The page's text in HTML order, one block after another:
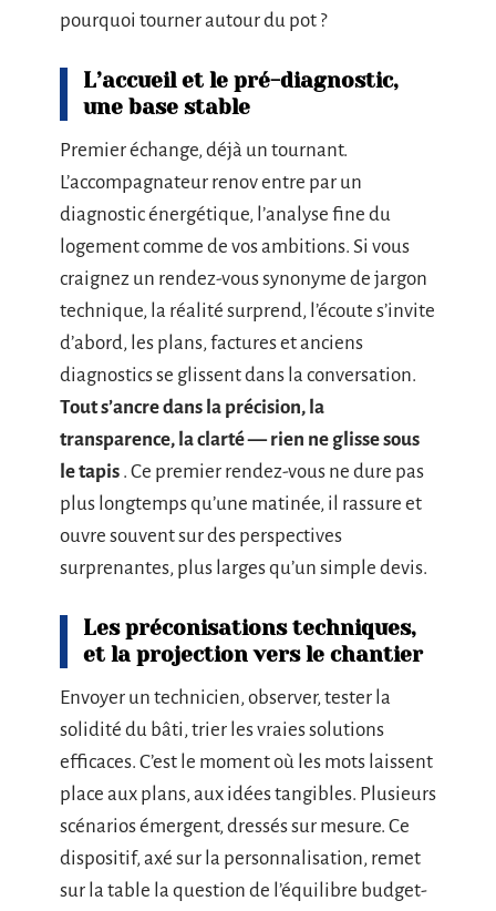
pourquoi tourner autour du pot ?
L’accueil et le pré-diagnostic,
une base stable
Premier échange, déjà un tournant.
L’accompagnateur renov entre par un
diagnostic énergétique, l’analyse fine du
logement comme de vos ambitions. Si vous
craignez un rendez-vous synonyme de jargon
technique, la réalité surprend, l’écoute s’invite
d’abord, les plans, factures et anciens
diagnostics se glissent dans la conversation.
Tout s’ancre dans la précision, la
transparence, la clarté — rien ne glisse sous
le tapis . Ce premier rendez-vous ne dure pas
plus longtemps qu’une matinée, il rassure et
ouvre souvent sur des perspectives
surprenantes, plus larges qu’un simple devis.
Les préconisations techniques,
et la projection vers le chantier
Envoyer un technicien, observer, tester la
solidité du bâti, trier les vraies solutions
efficaces. C’est le moment où les mots laissent
place aux plans, aux idées tangibles. Plusieurs
scénarios émergent, dressés sur mesure. Ce
dispositif, axé sur la personnalisation, remet
sur la table la question de l’équilibre budget-